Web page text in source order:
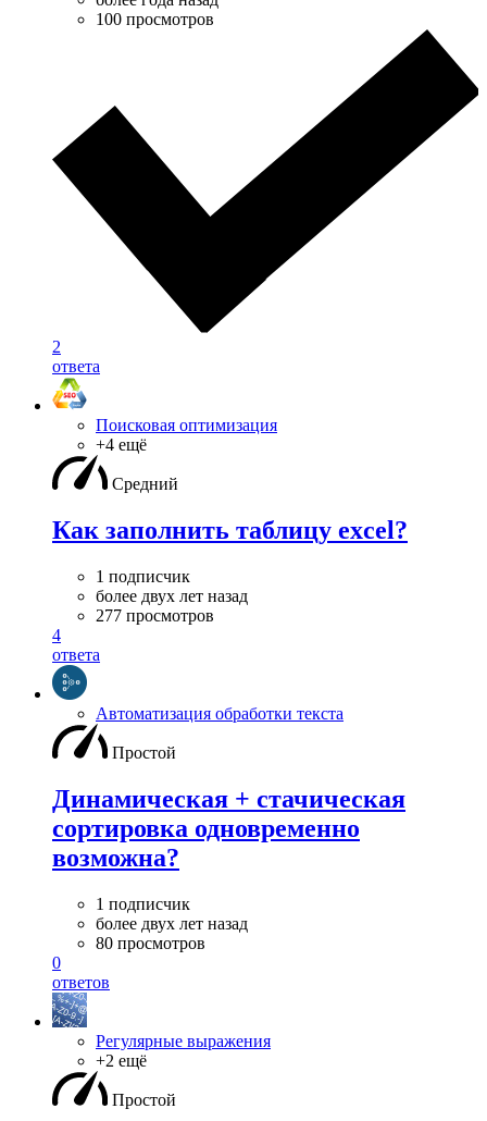
100 просмотров
2
ответа
Поисковая оптимизация
+4 ещё
Средний
Как заполнить таблицу excel?
1 подписчик
более двух лет назад
277 просмотров
4
ответа
Автоматизация обработки текста
Простой
Динамическая + стачическая
сортировка одновременно
возможна?
1 подписчик
более двух лет назад
80 просмотров
0
ответов
Регулярные выражения
+2 ещё
Простой